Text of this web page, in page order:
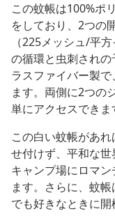
この蚊帳は100%ポ
をしており、2つの
（225メッシュ/平
の循環と虫刺され
ラスファイバー製
ます。両側に2つの
単にアクセスできま
この白い蚊帳があ
せ付けず、平和な
キャンプ場にロマ
ます。さらに、蚊
でも好きなときに開